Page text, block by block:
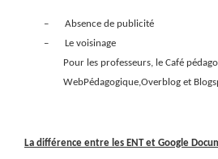
–
Absence de publicité
–
Le voisinage
Pour les professeurs, le Café
WebPédagogique,Overblog et
La différence entre les ENT et Google